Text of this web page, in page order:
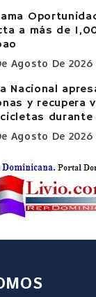
a más de
Agosto De 2026
Nacional
y recupera
Agosto De 2026